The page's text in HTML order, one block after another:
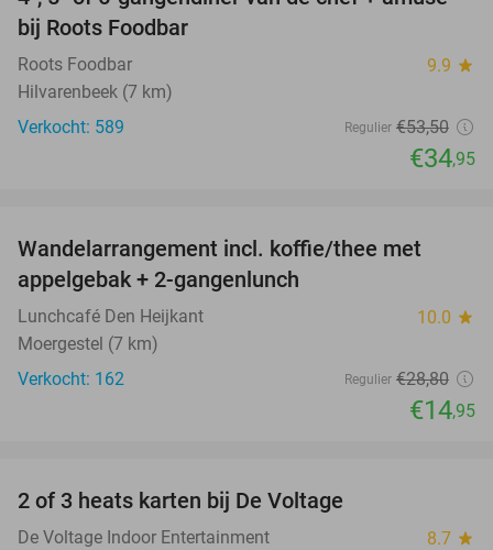
bij Roots Foodbar
Roots Foodbar 9.9 star
Hilvarenbeek (7 km)
Verkocht: 589
Regulier €53,50
€34,95
Wandelarrangement incl. koffie/thee met
appelgebak + 2-gangenlunch
Lunchcafé Den Heijkant 10.0 star
Moergestel (7 km)
Verkocht: 162
Regulier €28,80
€14,95
2 of 3 heats karten bij De Voltage
De Voltage Indoor Entertainment 8.7 star